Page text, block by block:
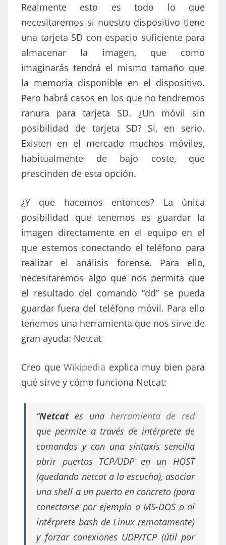
Realmente esto es todo lo que
necesitaremos si nuestro dispositivo tiene
una tarjeta SD con espacio suficiente para
almacenar la imagen, que como
imaginarás tendrá el mismo tamaño que
la memoria disponible en el dispositivo.
Pero habrá casos en los que no tendremos
ranura para tarjeta SD. ¿Un móvil sin
posibilidad de tarjeta SD? Si, en serio.
Existen en el mercado muchos móviles,
habitualmente de bajo coste, que
prescinden de esta opción.
¿Y que hacemos entonces? La única
posibilidad que tenemos es guardar la
imagen directamente en el equipo en el
que estemos conectando el teléfono para
realizar el análisis forense. Para ello,
necesitaremos algo que nos permita que
el resultado del comando “dd” se pueda
guardar fuera del teléfono móvil. Para ello
tenemos una herramienta que nos sirve de
gran ayuda: Netcat
Creo que Wikipedia explica muy bien para
qué sirve y cómo funciona Netcat:
“Netcates una herramienta de red
que permite a través de intérprete de
comandos y con una sintaxis sencilla
abrir puertos TCP/UDP en un HOST
(quedando netcat a la escucha), asociar
una shell a un puerto en concreto (para
conectarse por ejemplo a MS-DOS o al
intérprete bash de Linux remotamente)
y forzar conexiones UDP/TCP (útil por